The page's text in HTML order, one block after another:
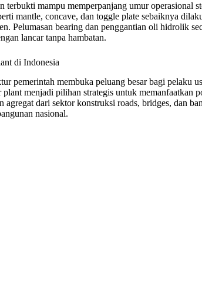
terbukti mampu memperpanjang umur operasional
mantle, concave, dan toggle plate sebaiknya
Pelumasan bearing dan penggantian oli hidrolik
lancar tanpa hambatan.
di Indonesia
pemerintah membuka peluang besar bagi pelaku
plant menjadi pilihan strategis untuk memanfaatkan
agregat dari sektor konstruksi roads, bridges, dan
nasional.